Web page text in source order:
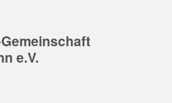
e.V.